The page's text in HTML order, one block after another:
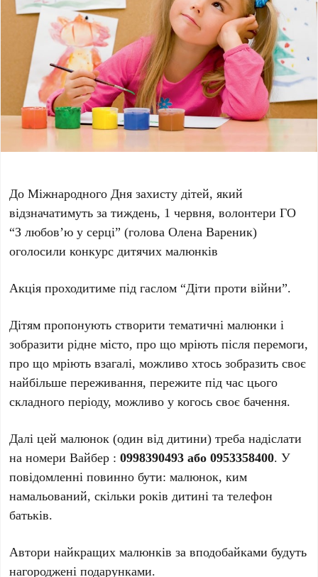
До Міжнародного Дня захисту дітей, який
відзначатимуть за тиждень, 1 червня, волонтери ГО
“З любов’ю у серці” (голова Олена Вареник)
оголосили конкурс дитячих малюнків
Акція проходитиме під гаслом “Діти проти війни”.
Дітям пропонують створити тематичні малюнки і
зобразити рідне місто, про що мріють після перемоги,
про що мріють взагалі, можливо хтось зобразить своє
найбільше переживання, пережите під час цього
складного періоду, можливо у когось своє бачення.
Далі цей малюнок (один від дитини) треба надіслати
на номери Вайбер :0998390493 або 0953358400. У
повідомленні повинно бути: малюнок, ким
намальований, скільки років дитині та телефон
батьків.
Автори найкращих малюнків за вподобайками будуть
нагороджені подарунками.